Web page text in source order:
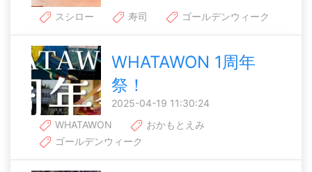
スシロー 寿司 ゴールデンウィーク
WHATAWON 1周年
祭！
2025-04-19 11:30:24
WHATAWON
おかもとえみ
ゴールデンウィーク